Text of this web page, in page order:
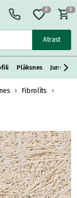
Atrast
0 0
Plāksnes Jumta
Fibrolīts